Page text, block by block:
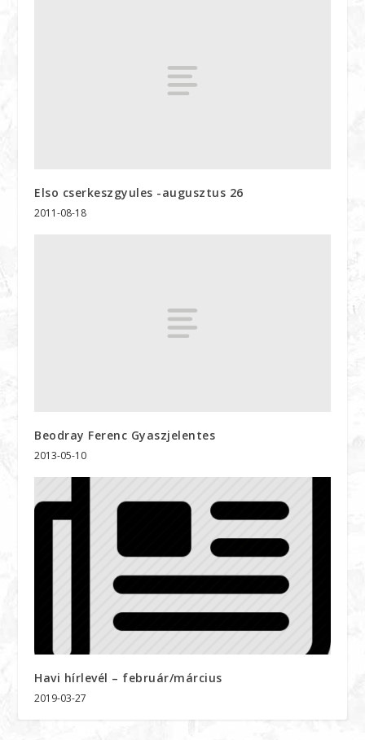
Elso cserkeszgyules -augusztus 26
2011-08-18
Beodray Ferenc Gyaszjelentes
2013-05-10
Havi hírlevél – február/március
2019-03-27